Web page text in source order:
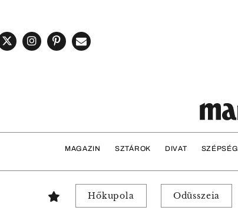
MAGAZIN SZTÁROK DIVAT SZÉPSÉG
Hőkupola Odüsszeia